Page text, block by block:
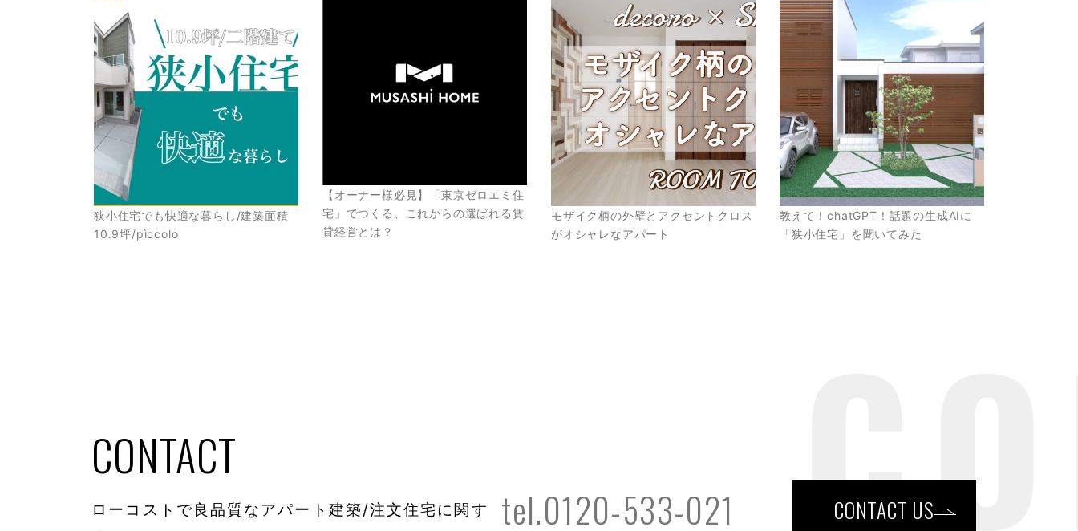
狭小住宅でも快適な暮らし/建築面積
10.9坪/pìccolo
【オーナー様必見】「東京ゼロエミ住
宅」でつくる、これからの選ばれる賃
貸経営とは？
モザイク柄の外壁とアクセントクロス
がオシャレなアパート
教えて！chatGPT！話題の生成AIに
「狭小住宅」を聞いてみた
CONTACT
ローコストで良品質なアパート建築/注文住宅に関す
tel.0120-533-021 CONTACT US